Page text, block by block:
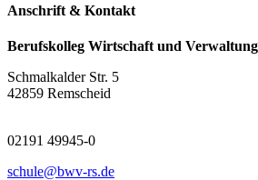
Anschrift & Kontakt
Berufskolleg Wirtschaft und
Schmalkalder Str. 5
42859 Remscheid
02191 49945-0
schule@bwv-rs.de